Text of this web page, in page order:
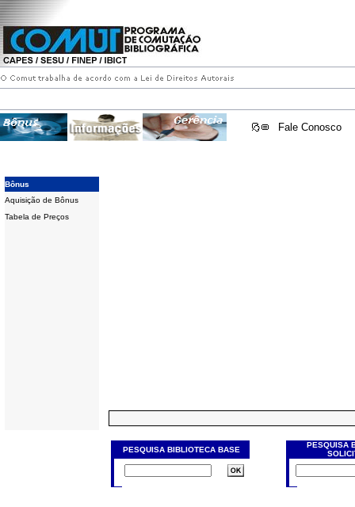
Fale Conosco
Bônus
Aquisição de Bônus
Tabela de Preços
PESQUISA BIBLIOTECA BASE
PESQUISA